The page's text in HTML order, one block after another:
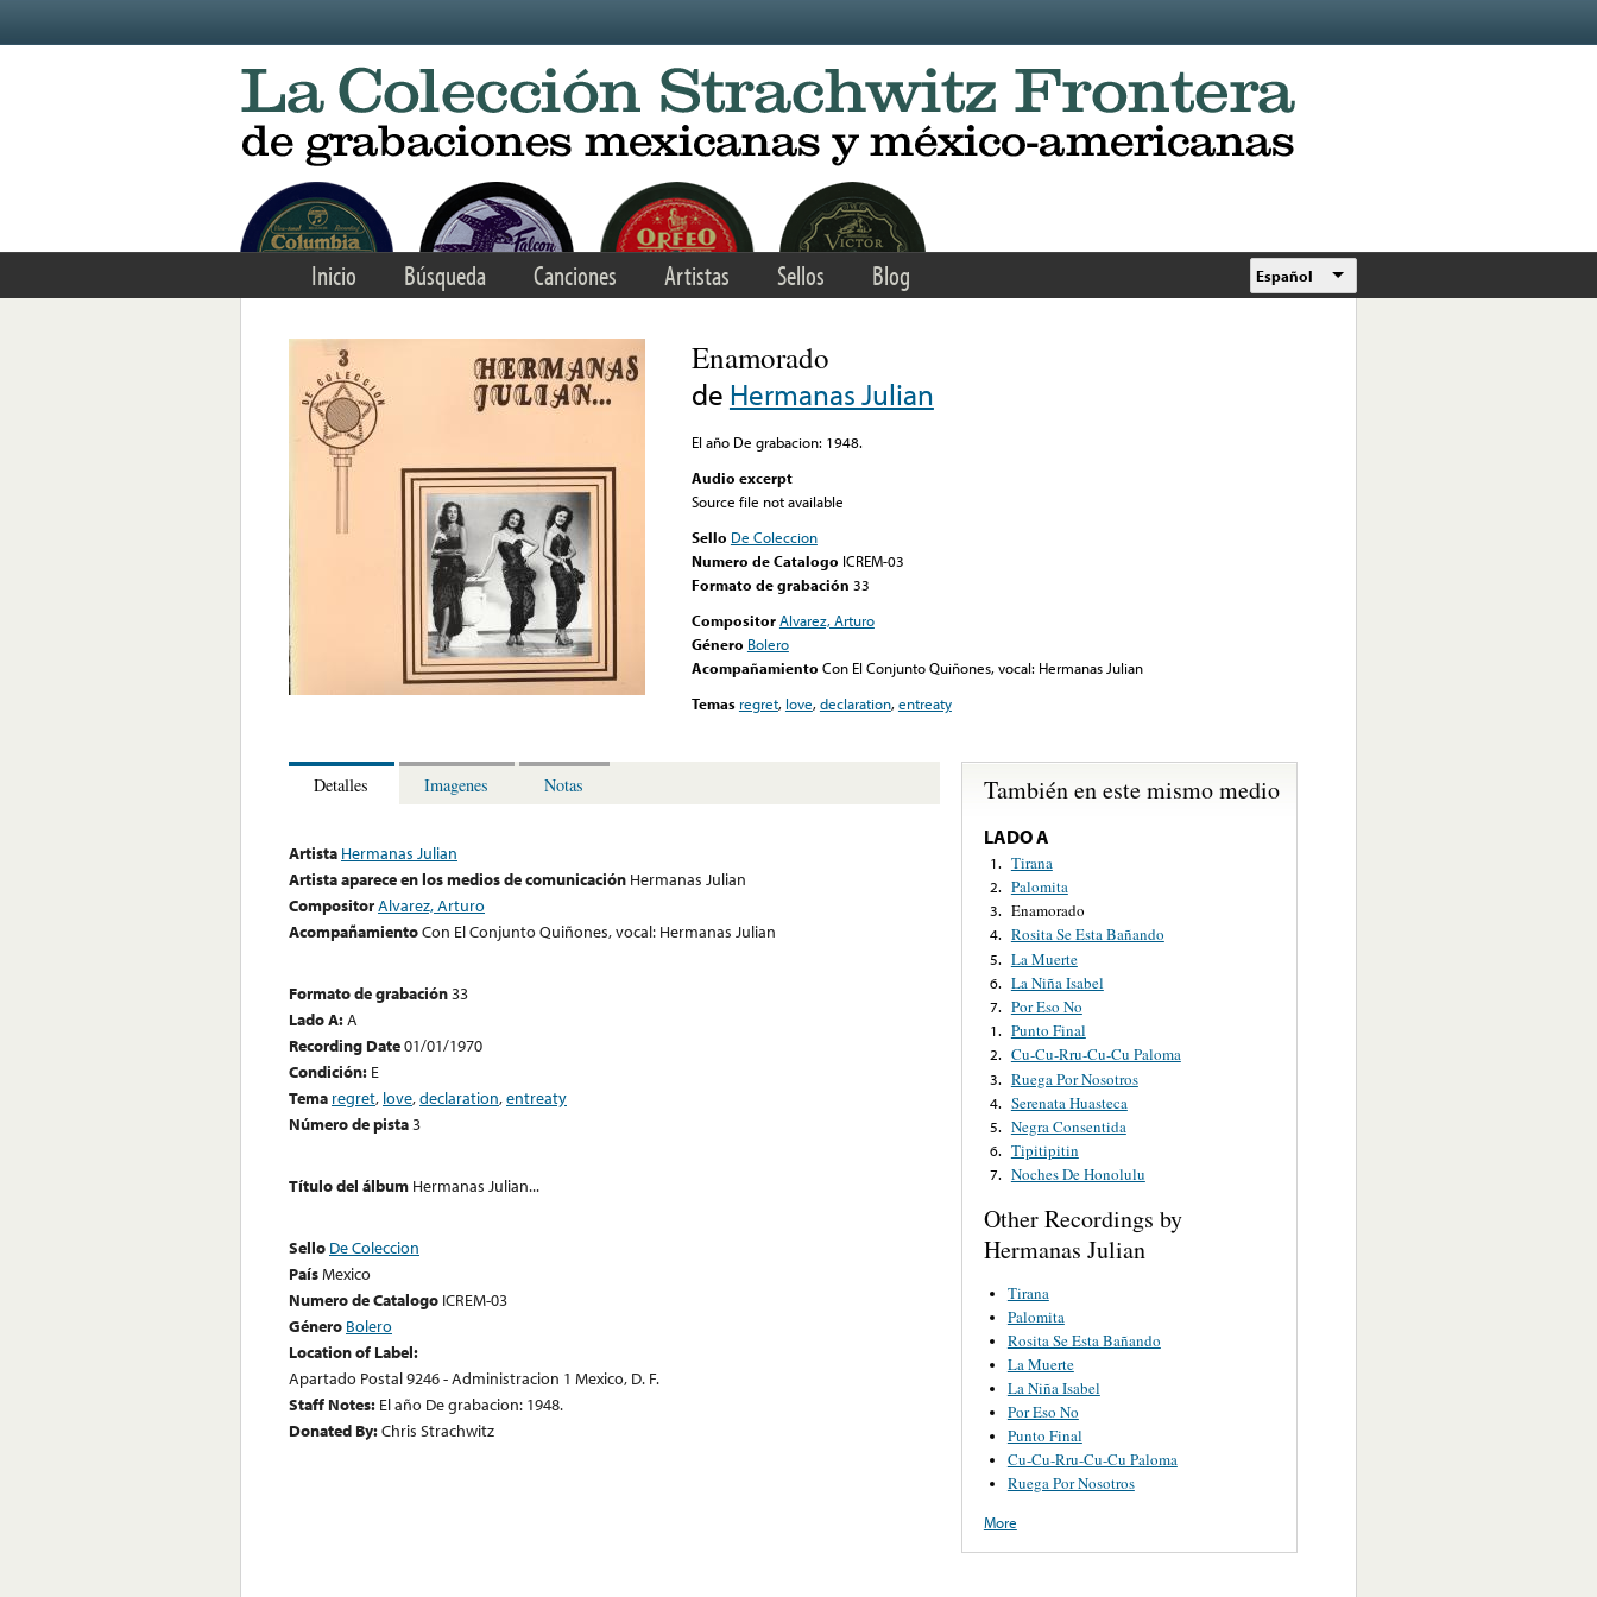
Inicio Búsqueda Canciones Artistas Sellos Blog Español
Enamorado
de Hermanas Julian
El año De grabacion: 1948.
Audio excerpt
Source file not available
Sello De Coleccion
Numero de Catalogo ICREM-03
Formato de grabación 33
CompositorAlvarez, Arturo
Género Bolero
Acompañamiento Con El Conjunto Quiñones, vocal: Hermanas Julian
Temas regret, love,declaration,entreaty
Detalles Imagenes Notas
Artista Hermanas Julian
Artista aparece en los medios de comunicación Hermanas Julian
CompositorAlvarez, Arturo
AcompañamientoCon El Conjunto Quiñones, vocal: Hermanas Julian
Formato de grabación33
Lado A:A
Recording Date01/01/1970
Condición: E
Tema regret, love,declaration,entreaty
Número de pista3
Título del álbum Hermanas Julian...
Sello De Coleccion
PaísMexico
Numero de Catalogo ICREM-03
Género Bolero
Location of Label:
Apartado Postal 9246 - Administracion 1 Mexico, D. F.
Staff Notes: El año De grabacion: 1948.
Donated By:Chris Strachwitz
También en este mismo medio
LADO A
1. Tirana
2. Palomita
3. Enamorado
4. Rosita Se Esta Bañando
5. La Muerte
6. La Niña Isabel
7. Por Eso No
1. Punto Final
2. Cu-Cu-Rru-Cu-Cu Paloma
3. Ruega Por Nosotros
4. Serenata Huasteca
5. Negra Consentida
6. Tipitipitin
7. Noches De Honolulu
Other Recordings by
Hermanas Julian
Tirana
Palomita
Rosita Se Esta Bañando
La Muerte
La Niña Isabel
Por Eso No
Punto Final
Cu-Cu-Rru-Cu-Cu Paloma
Ruega Por Nosotros
More